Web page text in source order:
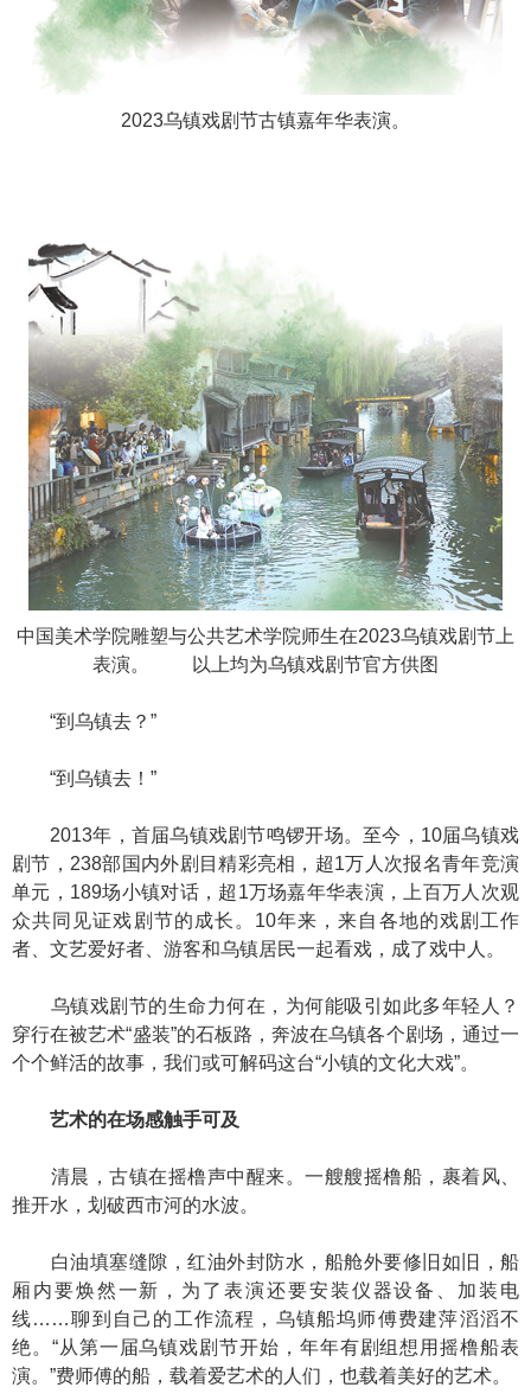
2023乌镇戏剧节古镇嘉年华表演。
中国美术学院雕塑与公共艺术学院师生在2023乌镇戏剧节上
表演。 以上均为乌镇戏剧节官方供图
“到乌镇去？”
“到乌镇去！”
2013年，首届乌镇戏剧节鸣锣开场。至今，10届乌镇戏
剧节，238部国内外剧目精彩亮相，超1万人次报名青年竞演
单元，189场小镇对话，超1万场嘉年华表演，上百万人次观
众共同见证戏剧节的成长。10年来，来自各地的戏剧工作
者、文艺爱好者、游客和乌镇居民一起看戏，成了戏中人。
乌镇戏剧节的生命力何在，为何能吸引如此多年轻人？
穿行在被艺术“盛装”的石板路，奔波在乌镇各个剧场，通过一
个个鲜活的故事，我们或可解码这台“小镇的文化大戏”。
艺术的在场感触手可及
清晨，古镇在摇橹声中醒来。一艘艘摇橹船，裹着风、
推开水，划破西市河的水波。
白油填塞缝隙，红油外封防水，船舱外要修旧如旧，船
厢内要焕然一新，为了表演还要安装仪器设备、加装电
线……聊到自己的工作流程，乌镇船坞师傅费建萍滔滔不
绝。“从第一届乌镇戏剧节开始，年年有剧组想用摇橹船表
演。”费师傅的船，载着爱艺术的人们，也载着美好的艺术。